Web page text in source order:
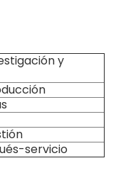
y
servicio